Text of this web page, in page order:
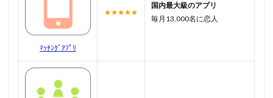
ﾏｯﾁﾝｸﾞｱﾌﾟﾘ
★★★★★
国内最大級のアプリ
毎月13,000名に恋人